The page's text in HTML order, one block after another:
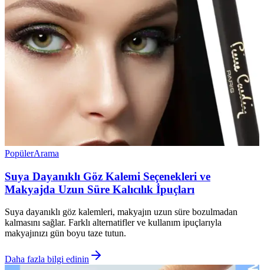
PopülerArama
Suya Dayanıklı Göz Kalemi Seçenekleri ve
Makyajda Uzun Süre Kalıcılık İpuçları
Suya dayanıklı göz kalemleri, makyajın uzun süre bozulmadan
kalmasını sağlar. Farklı alternatifler ve kullanım ipuçlarıyla
makyajınızı gün boyu taze tutun.
Daha fazla bilgi edinin